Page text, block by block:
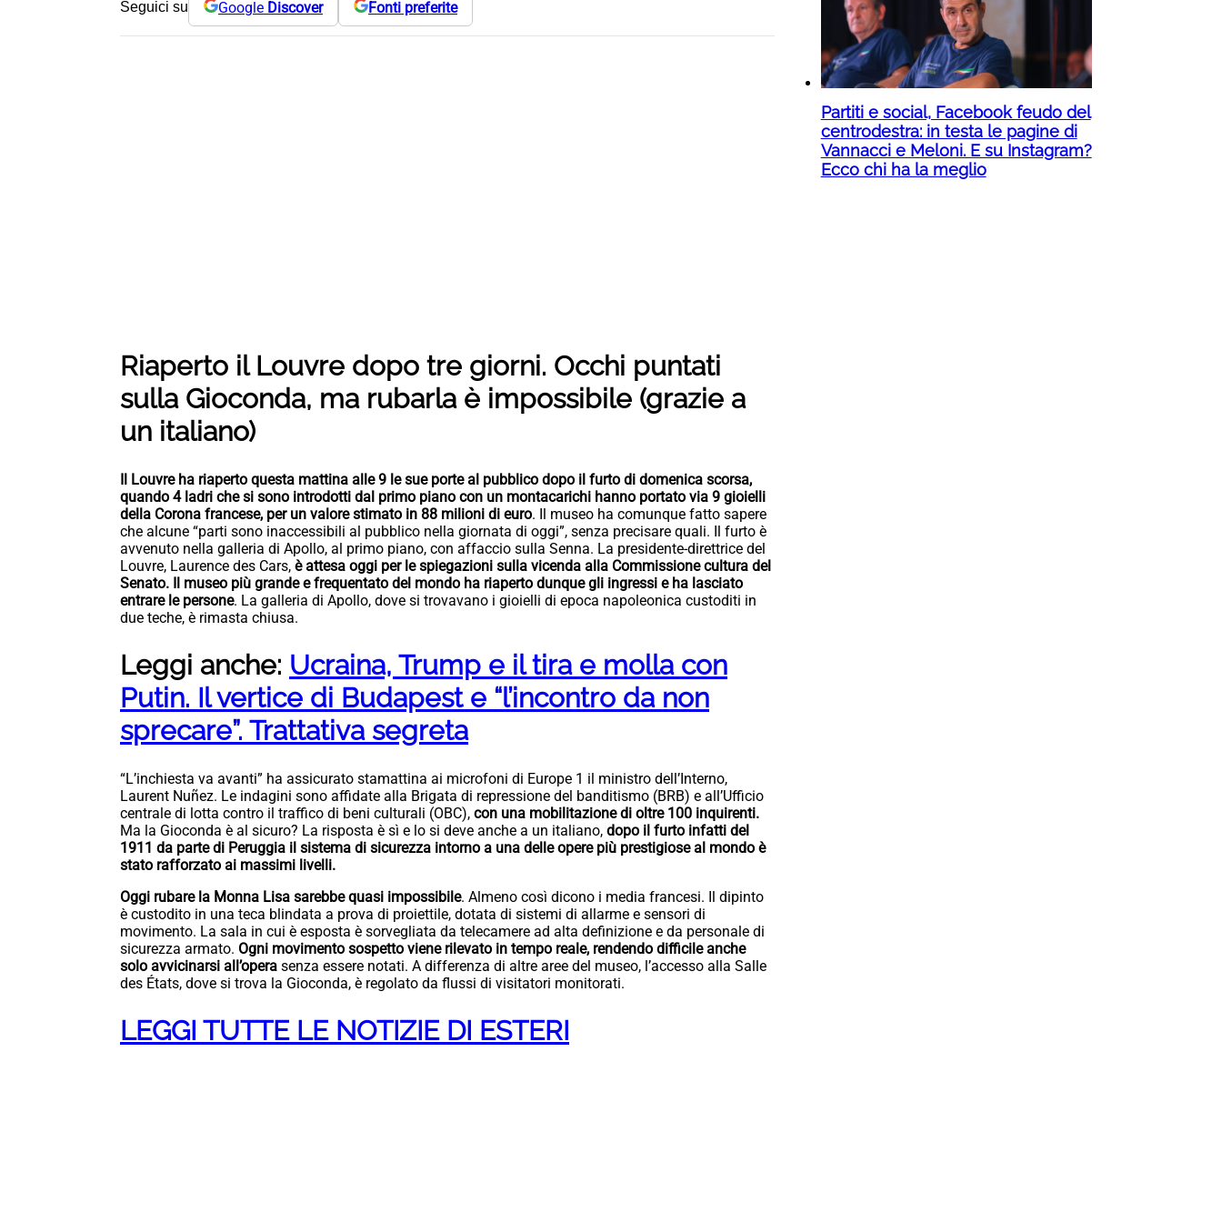
Seguici su Google Discover Fonti preferite
Riaperto il Louvre dopo tre giorni. Occhi puntati
sulla Gioconda, ma rubarla è impossibile (grazie a
un italiano)
Il Louvre ha riaperto questa mattina alle 9 le sue porte al pubblico dopo il furto di domenica scorsa,
quando 4 ladri che si sono introdotti dal primo piano con un montacarichi hanno portato via 9 gioielli
della Corona francese, per un valore stimato in 88 milioni di euro. Il museo ha comunque fatto sapere
che alcune “parti sono inaccessibili al pubblico nella giornata di oggi”, senza precisare quali. Il furto è
avvenuto nella galleria di Apollo, al primo piano, con affaccio sulla Senna. La presidente-direttrice del
Louvre, Laurence des Cars, è attesa oggi per le spiegazioni sulla vicenda alla Commissione cultura del
Senato. Il museo più grande e frequentato del mondo ha riaperto dunque gli ingressi e ha lasciato
entrare le persone. La galleria di Apollo, dove si trovavano i gioielli di epoca napoleonica custoditi in
due teche, è rimasta chiusa.
Leggi anche: Ucraina, Trump e il tira e molla con
Putin. Il vertice di Budapest e “l’incontro da non
sprecare”. Trattativa segreta
“L’inchiesta va avanti” ha assicurato stamattina ai microfoni di Europe 1 il ministro dell’Interno,
Laurent Nuñez. Le indagini sono affidate alla Brigata di repressione del banditismo (BRB) e all’Ufficio
centrale di lotta contro il traffico di beni culturali (OBC), con una mobilitazione di oltre 100 inquirenti.
Ma la Gioconda è al sicuro? La risposta è sì e lo si deve anche a un italiano, dopo il furto infatti del
1911 da parte di Peruggia il sistema di sicurezza intorno a una delle opere più prestigiose al mondo è
stato rafforzato ai massimi livelli.
Oggi rubare la Monna Lisa sarebbe quasi impossibile. Almeno così dicono i media francesi. Il dipinto
è custodito in una teca blindata a prova di proiettile, dotata di sistemi di allarme e sensori di
movimento. La sala in cui è esposta è sorvegliata da telecamere ad alta definizione e da personale di
sicurezza armato. Ogni movimento sospetto viene rilevato in tempo reale, rendendo difficile anche
solo avvicinarsi all’opera senza essere notati. A differenza di altre aree del museo, l’accesso alla Salle
des États, dove si trova la Gioconda, è regolato da flussi di visitatori monitorati.
LEGGI TUTTE LE NOTIZIE DI ESTERI
Partiti e social, Facebook feudo del
centrodestra: in testa le pagine di
Vannacci e Meloni. E su Instagram?
Ecco chi ha la meglio